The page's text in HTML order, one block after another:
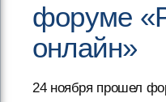
форуме
онлайн»
24 ноября прошел